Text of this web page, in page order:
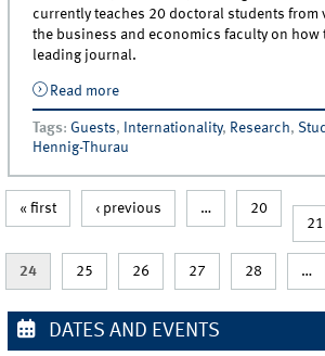
currently teaches 20 doctoral students from
the business and economics faculty on
leading journal.
Read moreabout Ajay Kohli teaches How
Journals
Tags: Guests, Internationality, Research,
Hennig-Thurau
« first ‹ previous …
20
21
24 25 26 27 28 …
DATES AND EVENTS